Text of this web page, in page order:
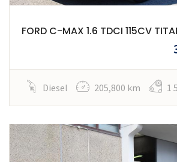
FORD C-MAX 1.6 TDCI 115CV
Diesel 205,800 km 1